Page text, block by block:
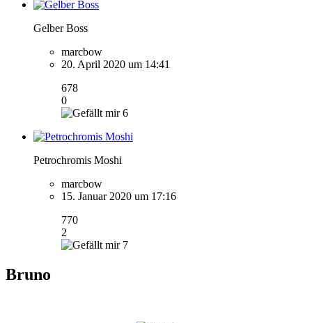
Gelber Boss
marcbow
20. April 2020 um 14:41
678
0
6
Petrochromis Moshi
marcbow
15. Januar 2020 um 17:16
770
2
7
Bruno